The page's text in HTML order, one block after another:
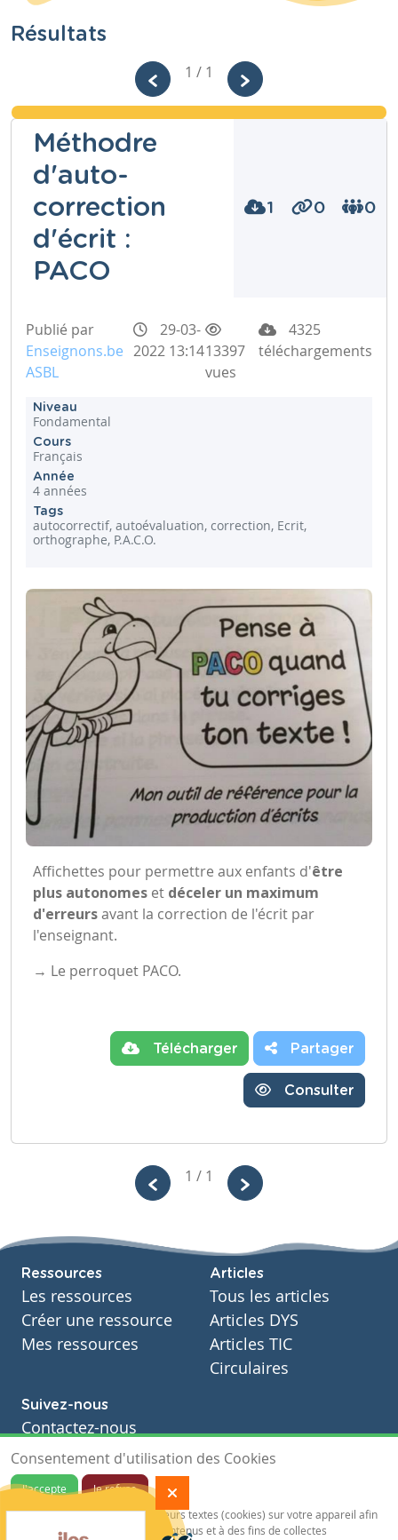
Résultats
1 / 1
Méthodre
d'auto-
correction
d'écrit :
PACO
1 0 0
Publié par
Enseignons.be
ASBL
29-03-
2022 13:1413397
vues
4325
téléchargements
Niveau
Fondamental
Cours
Français
Année
4 années
Tags
autocorrectif, autoévaluation, correction, Ecrit,
orthographe, P.A.C.O.
Affichettes pour permettre aux enfants d'être
plus autonomes et déceler un maximum
d'erreursavant la correction de l'écrit par
l'enseignant.
→ Le perroquet PACO.
Télécharger Partager
Consulter
1 / 1
Ressources
Les ressources
Créer une ressource
Mes ressources
Articles
Tous les articles
Articles DYS
Articles TIC
Circulaires
Suivez-nous
Contactez-nous
Soutien scolaire
Notre page Facebook
S'inscrire à notre newsletter
Consentement d'utilisation des Cookies
J'accepte
Je refuse
Notre site sauvegarde des traceurs textes (cookies) sur votre appareil afin
de vous garantir de meilleurs contenus et à des fins de collectes